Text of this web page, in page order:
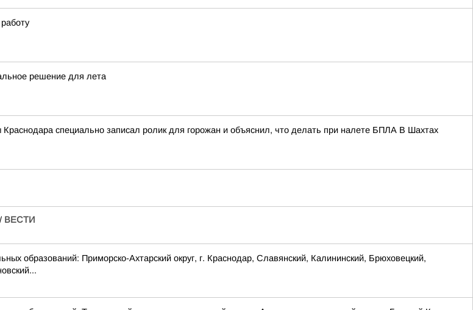
решение для лета
специально записал ролик для горожан и объяснил, что делать при налете БПЛА В Шахтах
ВЕСТИ
Приморско-Ахтарский округ, г. Краснодар, Славянский, Калининский, Брюховецкий,